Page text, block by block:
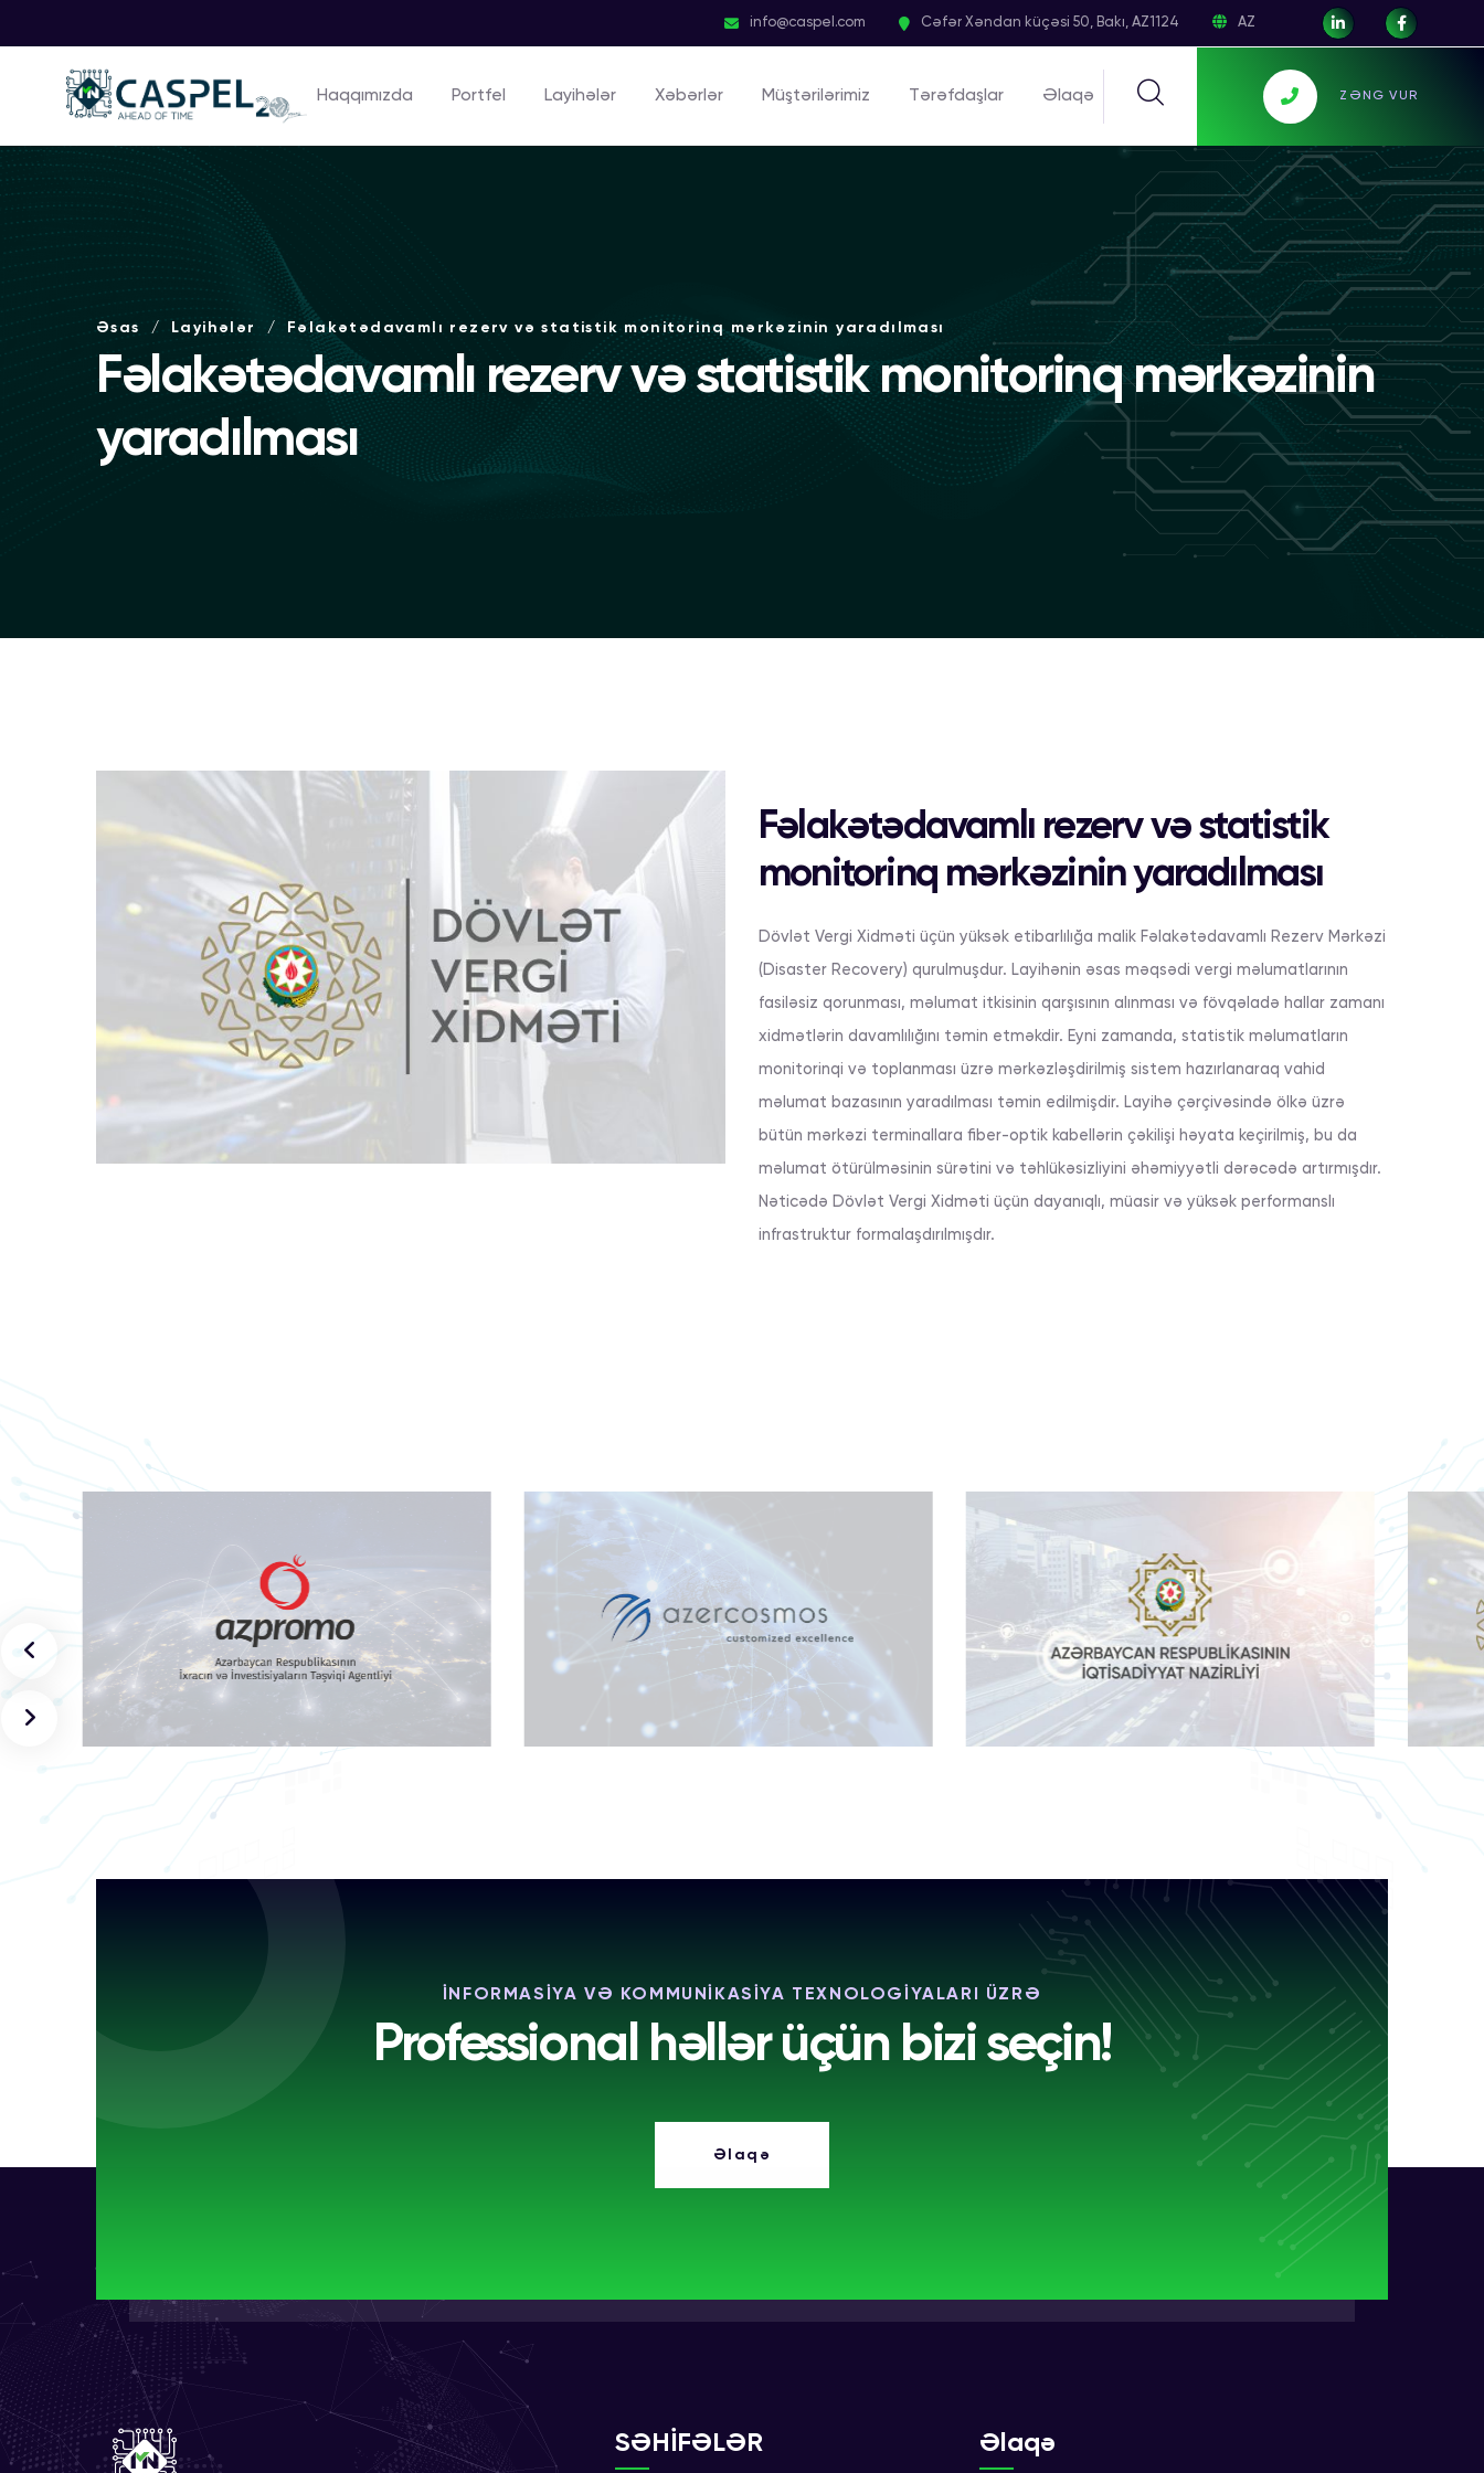
info@caspel.com Cəfər Xəndan küçəsi 50, Bakı, AZ1124 AZ
Haqqımızda Portfel Layihələr Xəbərlər Müştərilərimiz Tərəfdaşlar Əlaqə ZƏNG VUR
Əsas Layihələr Fəlakətədavamlı rezerv və statistik monitorinq mərkəzinin yaradılması
Fəlakətədavamlı rezerv və statistik monitorinq mərkəzinin
yaradılması
Fəlakətədavamlı rezerv və statistik
monitorinq mərkəzinin yaradılması
Dövlət Vergi Xidməti üçün yüksək etibarlılığa malik Fəlakətədavamlı Rezerv Mərkəzi
(Disaster Recovery) qurulmuşdur. Layihənin əsas məqsədi vergi məlumatlarının
fasiləsiz qorunması, məlumat itkisinin qarşısının alınması və fövqəladə hallar zamanı
xidmətlərin davamlılığını təmin etməkdir. Eyni zamanda, statistik məlumatların
monitorinqi və toplanması üzrə mərkəzləşdirilmiş sistem hazırlanaraq vahid
məlumat bazasının yaradılması təmin edilmişdir. Layihə çərçivəsində ölkə üzrə
bütün mərkəzi terminallara fiber-optik kabellərin çəkilişi həyata keçirilmiş, bu da
məlumat ötürülməsinin sürətini və təhlükəsizliyini əhəmiyyətli dərəcədə artırmışdır.
Nəticədə Dövlət Vergi Xidməti üçün dayanıqlı, müasir və yüksək performanslı
infrastruktur formalaşdırılmışdır.
İNFORMASİYA VƏ KOMMUNİKASİYA TEXNOLOGİYALARI ÜZRƏ
Professional həllər üçün bizi seçin!
Əlaqə
SƏHİFƏLƏR Əlaqə